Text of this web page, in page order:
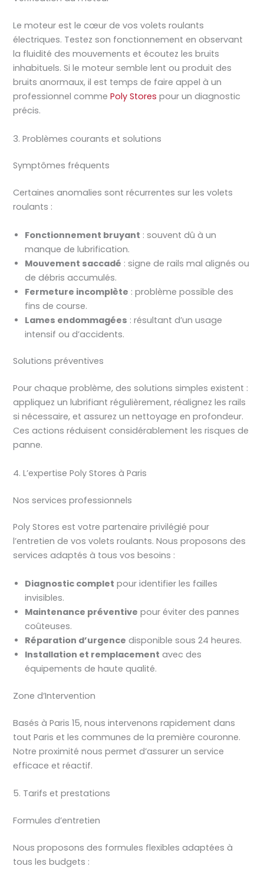
Le moteur est le cœur de vos volets roulants
électriques. Testez son fonctionnement en observant
la fluidité des mouvements et écoutez les bruits
inhabituels. Si le moteur semble lent ou produit des
bruits anormaux, il est temps de faire appel à un
professionnel commePoly Stores pour un diagnostic
précis.
3. Problèmes courants et solutions
Symptômes fréquents
Certaines anomalies sont récurrentes sur les volets
roulants :
Fonctionnement bruyant : souvent dû à un
manque de lubrification.
Mouvement saccadé : signe de rails mal alignés ou
de débris accumulés.
Fermeture incomplète : problème possible des
fins de course.
Lames endommagées : résultant d’un usage
intensif ou d’accidents.
Solutions préventives
Pour chaque problème, des solutions simples existent :
appliquez un lubrifiant régulièrement, réalignez les rails
si nécessaire, et assurez un nettoyage en profondeur.
Ces actions réduisent considérablement les risques de
panne.
4. L’expertise Poly Stores à Paris
Nos services professionnels
Poly Stores est votre partenaire privilégié pour
l’entretien de vos volets roulants. Nous proposons des
services adaptés à tous vos besoins :
Diagnostic complet pour identifier les failles
invisibles.
Maintenance préventive pour éviter des pannes
coûteuses.
Réparation d’urgence disponible sous 24 heures.
Installation et remplacement avec des
équipements de haute qualité.
Zone d’Intervention
Basés à Paris 15, nous intervenons rapidement dans
tout Paris et les communes de la première couronne.
Notre proximité nous permet d’assurer un service
efficace et réactif.
5. Tarifs et prestations
Formules d’entretien
Nous proposons des formules flexibles adaptées à
tous les budgets :